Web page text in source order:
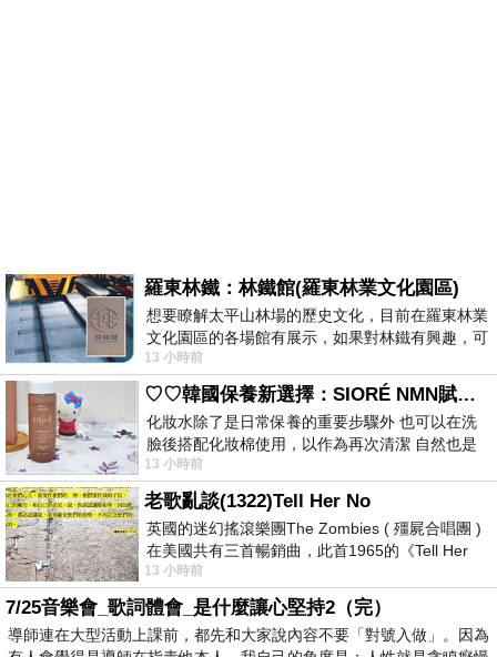
羅東林鐵：林鐵館(羅東林業文化園區)
想要瞭解太平山林場的歷史文化，目前在羅東林業
文化園區的各場館有展示，如果對林鐵有興趣，可
以到林鐵館。 這裡展示從山下
13 小時前
♡♡韓國保養新選擇：SIORÉ NMN賦活泡泡化妝水♡♡
化妝水除了是日常保養的重要步驟外 也可以在洗
臉後搭配化妝棉使用，以作為再次清潔 自然也是
我的保養必備品項 不過，我對於化妝
13 小時前
老歌亂談(1322)Tell Her No
英國的迷幻搖滾樂團The Zombies ( 殭屍合唱團 )
在美國共有三首暢銷曲，此首1965的《Tell Her
No》即為其中之一，在告示牌百大單曲
13 小時前
7/25音樂會_歌詞體會_是什麼讓心堅持2（完）
導師連在大型活動上課前，都先和大家說內容不要「對號入做」。因為